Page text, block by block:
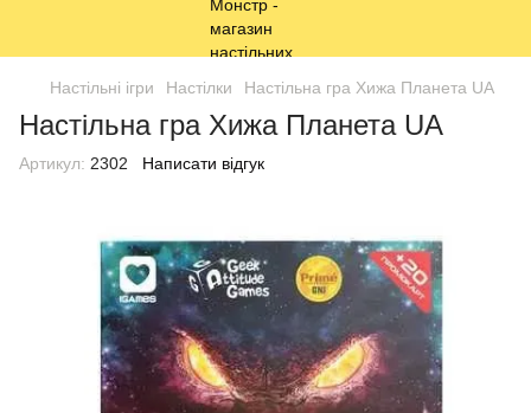
Настільні ігри Настілки Настільна гра Хижа Планета UA
Настільна гра Хижа Планета UA
Артикул: 2302 Написати відгук